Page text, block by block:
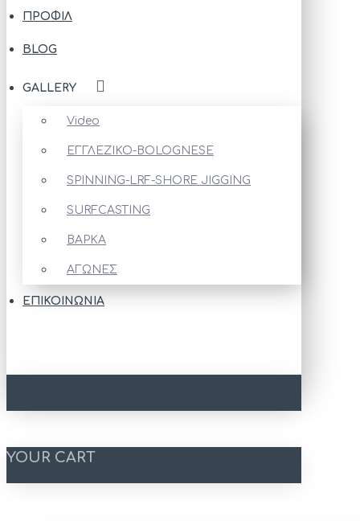
ΠΡΟΦΊΛ
BLOG
GALLERY
Video
ΕΓΓΛΕΖΙΚΟ-BOLOGNESE
SPINNING-LRF-SHORE JIGGING
SURFCASTING
ΒΑΡΚΑ
ΑΓΩΝΕΣ
ΕΠΙΚΟΙΝΩΝΊΑ
YOUR CART